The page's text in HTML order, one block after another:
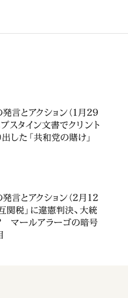
言とアクション（1月29
スタイン文書でクリント
した「共和党の賭け」
言とアクション（2月12
関税」に違憲判決、大統
マールアラーゴの暗号